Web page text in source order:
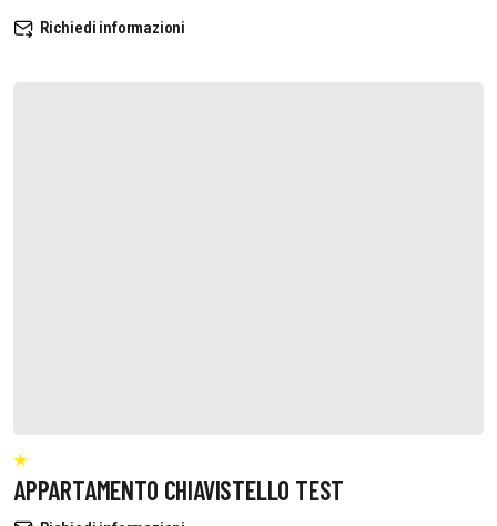
Richiedi informazioni
APPARTAMENTO CHIAVISTELLO TEST